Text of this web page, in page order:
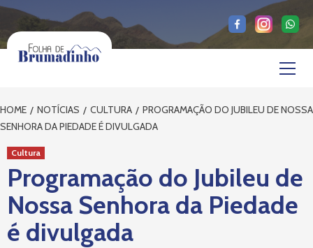
Skip
content
HOME NOTÍCIAS CULTURA
PROGRAMAÇÃO DO JUBILEU DE NOSSA
SENHORA DA PIEDADE É DIVULGADA
Cultura
Programação do Jubileu de
Nossa Senhora da Piedade
é divulgada